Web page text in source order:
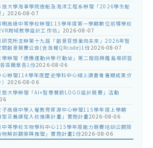
技大學海事學院造船及海洋工程系辦理「2026學生船
2026-08-07
明高級中等學校辦理115學年度第一學期數位前導學校
跨域教學設計工作坊」 2026-08-07
研究所主辦第十九屆「創意狂想巢向未來」2026年智
間創意競賽公告(含海報QRcode)1份2026-08-07
辦理「適應運動共學行動站」第二階段與離島場研習
區簡章各1份2026-08-06
心辦理114學年度歷史學科中心線上讀書會暑期成果分
2026-08-06
旅大學辦理「AI+智慧餐飲LOGO設計競賽」活動
子高級中學人權教育資源中心辦理115學年度上學期
型正義課程入校推廣計畫」實施計畫2026-08-06
中等學校生物學科中心115學年度能力競賽培訓公開授
物解剖觀察與推理」實施計畫1份2026-08-06